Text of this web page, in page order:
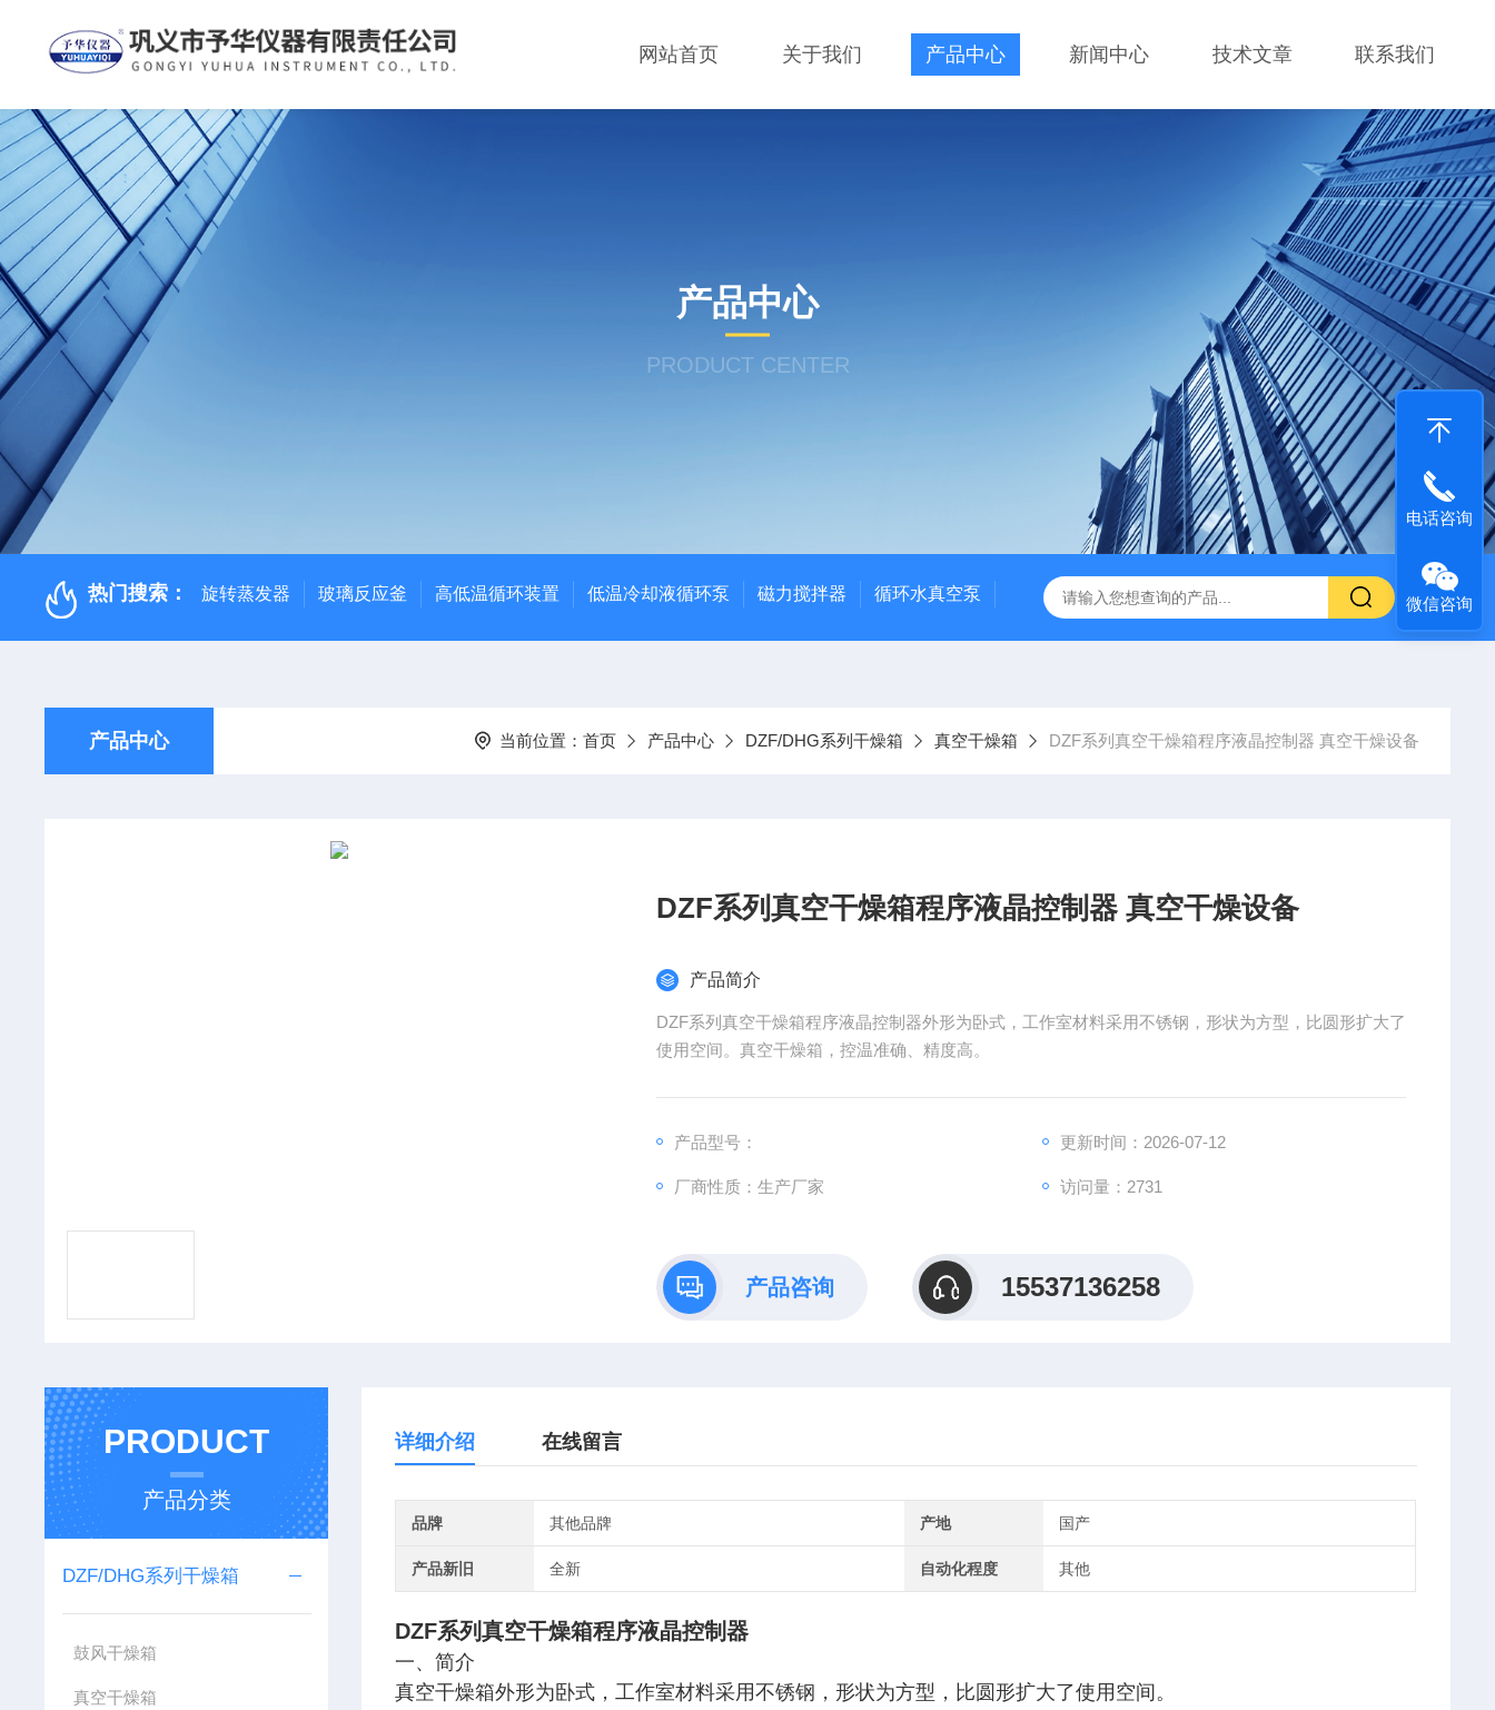
网站首页 关于我们 产品中心 新闻中心 技术文章 联系我们
产品中心
PRODUCT CENTER
热门搜索： 旋转蒸发器 玻璃反应釜 高低温循环装置 低温冷却液循环泵 磁力搅拌器 循环水真空泵
产品中心 当前位置： 首页 产品中心 DZF/DHG系列干燥箱 真空干燥箱 DZF系列真空干燥箱程序液晶控制器 真空干燥设备
DZF系列真空干燥箱程序液晶控制器 真空干燥设备
产品简介
DZF系列真空干燥箱程序液晶控制器外形为卧式，工作室材料采用不锈钢，形状为方型，比圆形扩大了
使用空间。真空干燥箱，控温准确、精度高。
产品型号： 更新时间：2026-07-12
厂商性质：生产厂家 访问量：2731
产品咨询 15537136258
PRODUCT
产品分类
DZF/DHG系列干燥箱
鼓风干燥箱
真空干燥箱
详细介绍 在线留言
品牌 其他品牌 产地 国产
产品新旧 全新 自动化程度 其他
DZF系列真空干燥箱程序液晶控制器
一、简介
真空干燥箱外形为卧式，工作室材料采用不锈钢，形状为方型，比圆形扩大了使用空间。
电话咨询
微信咨询